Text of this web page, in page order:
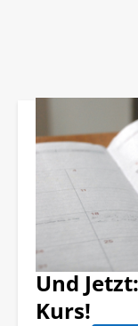
Und
Kurs!